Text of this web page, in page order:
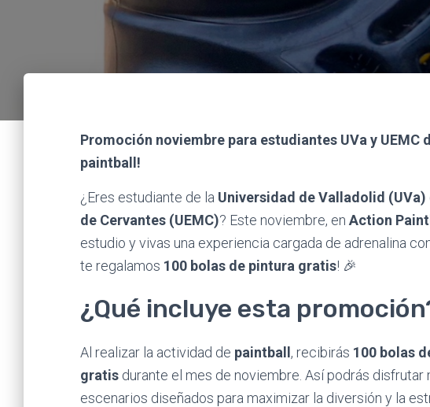
Promoción noviembre para estudiantes UVa y UEMC
paintball!
¿Eres estudiante de la Universidad de Valladolid (UVa)
de Cervantes (UEMC)? Este noviembre, en Action
estudio y vivas una experiencia cargada de adrenalina
te regalamos 100 bolas de pintura gratis! 🎉
¿Qué incluye esta
Al realizar la actividad de paintball , recibirás 100 bolas
gratis durante el mes de noviembre. Así podrás
escenarios diseñados para maximizar la diversión y la